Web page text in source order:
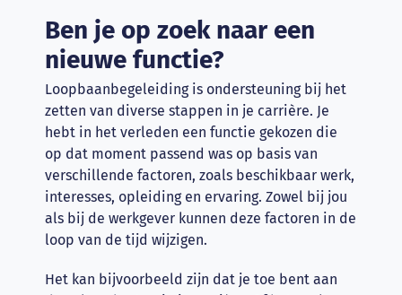
Ben je op zoek naar een
nieuwe functie?
Loopbaanbegeleiding is ondersteuning bij het
zetten van diverse stappen in je carrière. Je
hebt in het verleden een functie gekozen die
op dat moment passend was op basis van
verschillende factoren, zoals beschikbaar werk,
interesses, opleiding en ervaring. Zowel bij jou
als bij de werkgever kunnen deze factoren in de
loop van de tijd wijzigen.
Het kan bijvoorbeeld zijn dat je toe bent aan